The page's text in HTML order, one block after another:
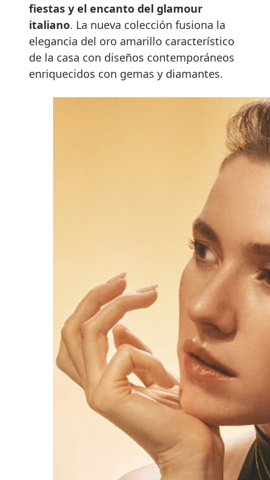
fiestas y el encanto del glamour
italiano. La nueva colección fusiona la
elegancia del oro amarillo característico
de la casa con diseños contemporáneos
enriquecidos con gemas y diamantes.